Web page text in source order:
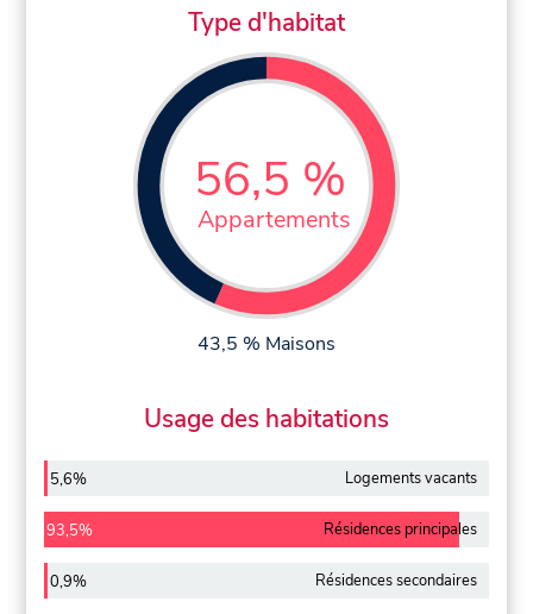
Type d'habitat
56,5 %
Appartements
43,5 % Maisons
Usage des habitations
5,6% Logements vacants
93,5% Résidences principales
0,9% Résidences secondaires